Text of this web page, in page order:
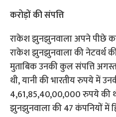
करोड़ों की संपत्ति
राकेश झुनझुनवाला अपने पीछे
राकेश झुनझुनवाला की नेटवर्थ
मुताबिक उनकी कुल संपत्ति
थी, यानी की भारतीय रुपये में
4,61,85,40,00,000 रुपये की
झुनझुनवाला की 47 कंपनियों में